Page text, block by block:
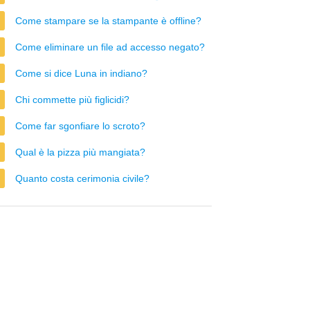
Come stampare se la stampante è offline?
Come eliminare un file ad accesso negato?
Come si dice Luna in indiano?
Chi commette più figlicidi?
Come far sgonfiare lo scroto?
Qual è la pizza più mangiata?
Quanto costa cerimonia civile?